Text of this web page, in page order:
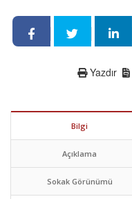
Yazdır
Bilgi
Açıklama
Sokak Görünümü